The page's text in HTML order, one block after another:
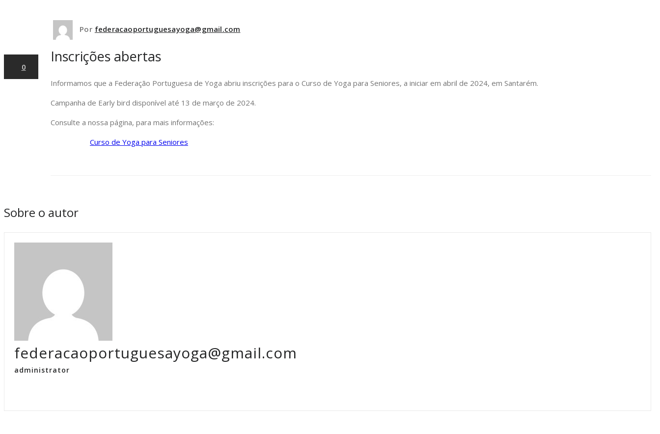
0
Por federacaoportuguesayoga@gmail.com
Inscrições abertas
Informamos que a Federação Portuguesa de Yoga abriu inscrições para o Curso de Yoga para Seniores, a iniciar em abril de 2024, em Santarém.
Campanha de Early bird disponível até 13 de março de 2024.
Consulte a nossa página, para mais informações:
Curso de Yoga para Seniores
Sobre o autor
federacaoportuguesayoga@gmail.com
administrator